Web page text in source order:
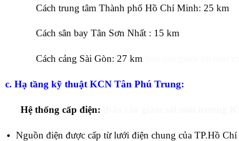
Cách trung tâm Thành phố Hồ Chí Minh: 25 km
Cách sân bay Tân Sơn Nhất : 15 km
Cách cảng Sài Gòn: 27 km(báo cáo giám sát môi
c. Hạ tầng kỹ thuật KCN Tân Phú Trung:
Hệ thống cấp điện:
Nguồn điện được cấp từ lưới điện chung của TP.Hồ